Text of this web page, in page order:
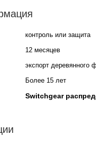
контроль или защита
12 месяцев
экспорт деревянного
Более 15 лет
Switchgear